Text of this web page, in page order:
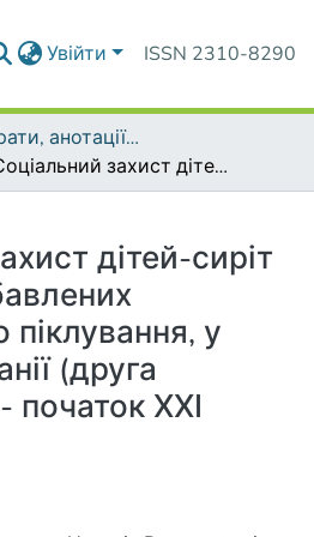
Увійти ISSN 2310-8290
Автореферати, анотації до дисертацій та дисертації
Соціальний захист дітей-сиріт та дітей, позбавлених батьківського піклування, у Великій Британії (друга половина ХХ - початок ХХІ століття)
дітей-сиріт
піклування, у
(друга
початок ХХІ